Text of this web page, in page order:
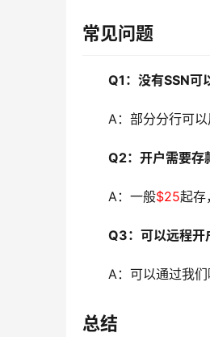
常见问题
Q1：没有SSN可
A：部分分行可以
Q2：开户需要存
A：一般$25起存
Q3：可以远程开
A：可以通过我
总结